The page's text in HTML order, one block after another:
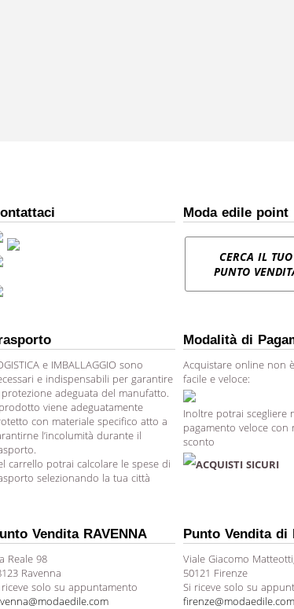
Moda edile point
CERCA IL TUO
PUNTO
e IMBALLAGGIO sono
e indispensabili per garantire
protezione adeguata del manufatto.
viene adeguatamente
con materiale specifico atto a
l’incolumità durante il
carrello potrai calcolare le spese di
selezionando la tua città
Modalità di
Acquistare online non
facile e veloce:
Inoltre potrai scegliere
pagamento veloce con
sconto
ACQUISTI SICURI
Vendita RAVENNA
Reale 98
Ravenna
riceve solo su appuntamento
Punto Vendita di
Viale Giacomo
50121 Firenze
Si riceve solo su
firenze@modaedile.com